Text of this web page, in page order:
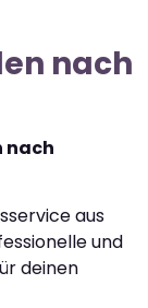
nach
nach
aus
und
deinen